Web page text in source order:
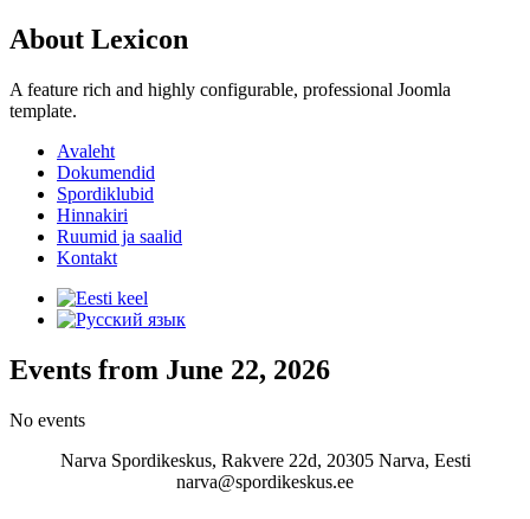
About Lexicon
A feature rich and highly configurable, professional Joomla
template.
Avaleht
Dokumendid
Spordiklubid
Hinnakiri
Ruumid ja saalid
Kontakt
Events from June 22, 2026
No events
Narva Spordikeskus, Rakvere 22d, 20305 Narva, Eesti
narva@spordikeskus.ee